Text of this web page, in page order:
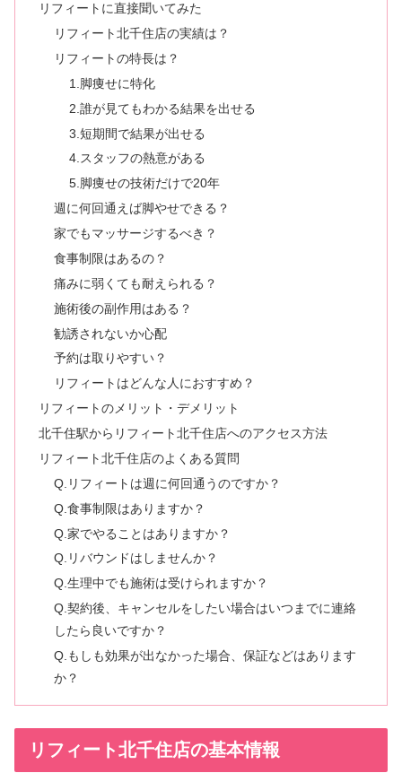
リフィートに直接聞いてみた
リフィート北千住店の実績は？
リフィートの特長は？
1.脚痩せに特化
2.誰が見てもわかる結果を出せる
3.短期間で結果が出せる
4.スタッフの熱意がある
5.脚痩せの技術だけで20年
週に何回通えば脚やせできる？
家でもマッサージするべき？
食事制限はあるの？
痛みに弱くても耐えられる？
施術後の副作用はある？
勧誘されないか心配
予約は取りやすい？
リフィートはどんな人におすすめ？
リフィートのメリット・デメリット
北千住駅からリフィート北千住店へのアクセス方法
リフィート北千住店のよくある質問
Q.リフィートは週に何回通うのですか？
Q.食事制限はありますか？
Q.家でやることはありますか？
Q.リバウンドはしませんか？
Q.生理中でも施術は受けられますか？
Q.契約後、キャンセルをしたい場合はいつまでに連絡
したら良いですか？
Q.もしも効果が出なかった場合、保証などはあります
か？
リフィート北千住店の基本情報